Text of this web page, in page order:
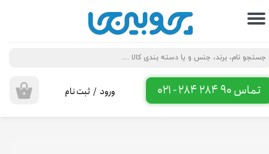
تماس 90 284 284 - 021 ۰ ورود / ثبت نام
حساب کاربری من
تغییر گذر واژه
سفارشات
خروج از حساب کاربری